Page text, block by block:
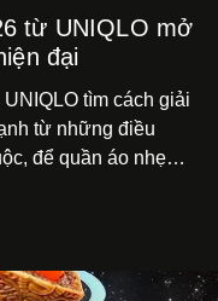
từ UNIQLO mở
đại
tìm cách giải
từ những điều
để quần áo nhẹ
thư thái hơn, trọn